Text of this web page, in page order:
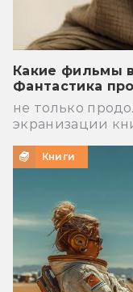
Какие фильмы
Фантастика
не только
экранизации
Книги